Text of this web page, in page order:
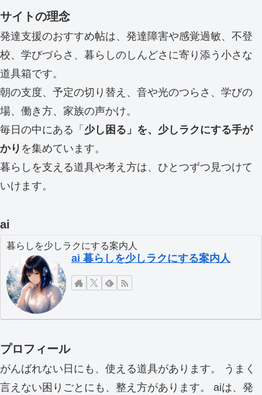
サイトの理念
発達支援のおすすめ帖は、発達障害や感覚過敏、不登
校、学びづらさ、暮らしのしんどさに寄り添う小さな
道具箱です。
朝の支度、予定の切り替え、音や光のつらさ、学びの
場、働き方、家族の声かけ。
毎日の中にある「 少し困る」を、少しラクにする手が
かり を集めています。
暮らしを支える道具や考え方は、ひとつずつ見つけて
いけます。
ai
暮らしを少しラクにする案内人
ai 暮らしを少しラクにする案内人
プロフィール
がんばれない日にも、使える道具があります。 うまく
言えない困りごとにも、整え方があります。 aiは、発